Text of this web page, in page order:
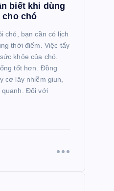
biết khi dùng
cho chó
chó, bạn cần có lịch
thời điểm. Việc tẩy
khỏe của chó.
tốt hơn. Đồng
cơ lây nhiễm giun,
quanh. Đối với